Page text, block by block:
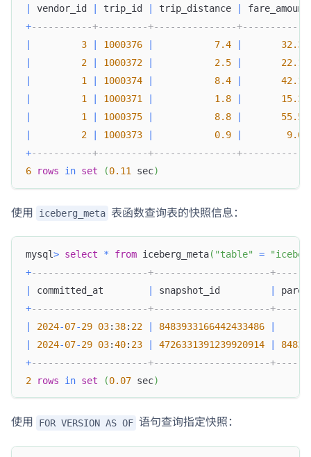
vendor_id trip_id trip_distance
+-----------+---------+---------------
3 1000376 7.4
32.35
2 1000372 2.5
22.15
1 1000374 8.4
42.13
1 1000371 1.8
15.32
1 1000375 8.8
55.55
2 1000373 0.9
9.01
+-----------+---------+---------------
6
rows in set (0.11 sec)
使用 iceberg_meta 表函数查询表的快照信息：
mysql> select * from iceberg_meta( "table" =
+---------------------+---------------------
committed_at snapshot_id
+---------------------+---------------------
2024-07-29 03: 38: 22 8483933166442433486
2024-07-29 03:40: 23 4726331391239920914
+---------------------+---------------------
2
rows in set (0.07 sec)
使用 FOR VERSION AS OF 语句查询指定快照：